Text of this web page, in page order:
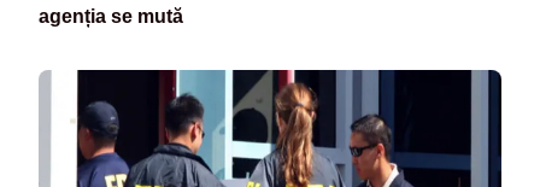
agenția se mută